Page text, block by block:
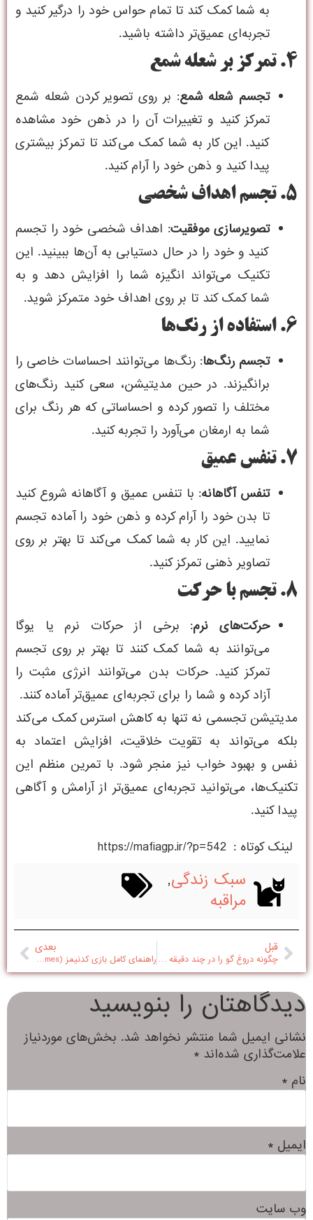
به شما کمک کند تا تمام حواس خود را درگیر کنید و
تجربه‌ای عمیق‌تر داشته باشید.
4. تمرکز بر شعله شمع
تجسم شعله شمع: بر روی تصویر کردن شعله شمع
تمرکز کنید و تغییرات آن را در ذهن خود مشاهده
کنید. این کار به شما کمک می‌کند تا تمرکز بیشتری
پیدا کنید و ذهن خود را آرام کنید.
5. تجسم اهداف شخصی
تصویرسازی موفقیت: اهداف شخصی خود را تجسم
کنید و خود را در حال دستیابی به آن‌ها ببینید. این
تکنیک می‌تواند انگیزه شما را افزایش دهد و به
شما کمک کند تا بر روی اهداف خود متمرکز شوید.
6. استفاده از رنگ‌ها
تجسم رنگ‌ها: رنگ‌ها می‌توانند احساسات خاصی را
برانگیزند. در حین مدیتیشن، سعی کنید رنگ‌های
مختلف را تصور کرده و احساساتی که هر رنگ برای
شما به ارمغان می‌آورد را تجربه کنید.
7. تنفس عمیق
تنفس آگاهانه: با تنفس عمیق و آگاهانه شروع کنید
تا بدن خود را آرام کرده و ذهن خود را آماده تجسم
نمایید. این کار به شما کمک می‌کند تا بهتر بر روی
تصاویر ذهنی تمرکز کنید.
8. تجسم با حرکت
حرکت‌های نرم: برخی از حرکات نرم یا یوگا
می‌توانند به شما کمک کنند تا بهتر بر روی تجسم
تمرکز کنید. حرکات بدن می‌توانند انرژی مثبت را
آزاد کرده و شما را برای تجربه‌ای عمیق‌تر آماده کنند.
مدیتیشن تجسمی نه تنها به کاهش استرس کمک می‌کند
بلکه می‌تواند به تقویت خلاقیت، افزایش اعتماد به
نفس و بهبود خواب نیز منجر شود. با تمرین منظم این
تکنیک‌ها، می‌توانید تجربه‌ای عمیق‌تر از آرامش و آگاهی
پیدا کنید.
لینک کوتاه : https://mafiagp.ir/?p=542
سبک زندگی,
مراقبه
قبل
چگونه دروغ گو را در چند دقیقه بشناسیم
بعدی
راهنمای کامل بازی کدنیمز (Codenames)
دیدگاهتان را بنویسید
نشانی ایمیل شما منتشر نخواهد شد. بخش‌های موردنیاز
علامت‌گذاری شده‌اند *
نام *
ایمیل *
وب‌ سایت